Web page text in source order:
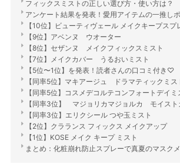
フィックスミストの正しい選び方・使い方は？
アンケート結果を発表！愛用アイテムの一推し
【10位】ビューティヴェール メイクキープスプ
【9位】アベンヌ ウオーター
【8位】セザンヌ メイクフィックスミスト
【7位】メイクカバー うるおいミスト
【5位〜1位】を発表！読者さんの口コミ付き♡
【同率5位】マキアージュ ドラマティックミス
【同率5位】コスメデコルテコンフォートデイミ
【同率3位】 マジョリカマジョルカ モイスト
【同率3位】エリクシール つや玉ミスト
【2位】クラランス フィックス メイクアップ
【1位】KOSE メイク キープ ミスト
まとめ：化粧崩れ防止スプレーで真夏のマスク